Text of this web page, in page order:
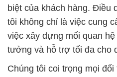
biệt của khách hàng. Điều
tôi không chỉ là việc cung
việc xây dựng mối quan
tưởng và hỗ trợ tối đa cho
Chúng tôi coi trọng mọi